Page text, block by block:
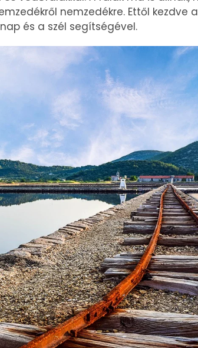
nemzedékre. Ettől
és a szél segítségével.